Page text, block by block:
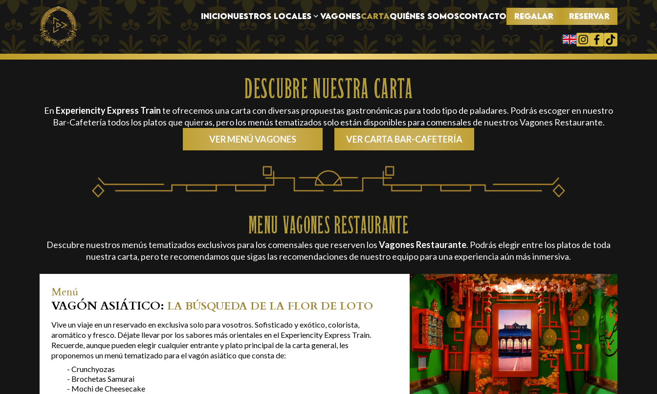
INICIONUESTROS LOCALES VAGONESCARTAQUIÉNES SOMOSCONTACTO REGALAR RESERVAR
DESCUBRE NUESTRA CARTA
En Experiencity Express Trainte ofrecemos una carta con diversas propuestas gastronómicas para todo tipo de paladares. Podrás escoger en nuestro
Bar-Cafetería todos los platos que quieras, pero los menús tematizados solo están disponibles para comensales de nuestros Vagones Restaurante.
VER MENÚ VAGONES
VER CARTA BAR-CAFETERÍA
MENU VAGONES RESTAURANTE
Descubre nuestros menús tematizados exclusivos para los comensales que reserven losVagones Restaurante. Podrás elegir entre los platos de toda
nuestra carta, pero te recomendamos que sigas las recomendaciones de nuestro equipo para una experiencia aún más inmersiva.
Menú
VAGÓN ASIÁTICO: LA BÚSQUEDA DE LA FLOR DE LOTO
Vive un viaje en un reservado en exclusiva solo para vosotros. Sofisticado y exótico, colorista,
aromático y fresco. Déjate llevar por los sabores más orientales en el Experiencity Express Train.
Recuerde, aunque pueden elegir cualquier entrante y plato principal de la carta general, les
proponemos un menú tematizado para el vagón asiático que consta de:
- Crunchyozas
- Brochetas Samurai
- Mochi de Cheesecake